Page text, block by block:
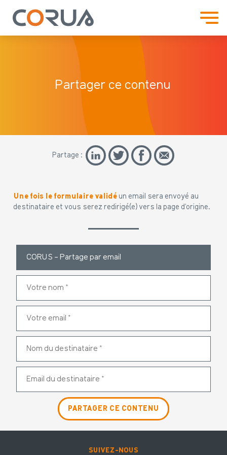
Partager ce contenu
Partage :
Une fois le formulaire validé un email sera envoyé au
destinataire et vous serez redirigé(e) vers la page d’origine.
SUIVEZ-NOUS